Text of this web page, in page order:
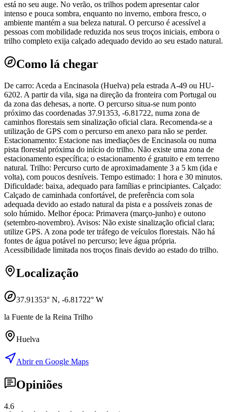
está no seu auge. No verão, os trilhos podem apresentar calor
intenso e pouca sombra, enquanto no inverno, embora fresco, o
ambiente mantém a sua beleza natural. O percurso é acessível a
pessoas com mobilidade reduzida nos seus troços iniciais, embora o
trilho completo exija calçado adequado devido ao seu estado natural.
Como lá chegar
De carro: Aceda a Encinasola (Huelva) pela estrada A-49 ou HU-
6202. A partir da vila, siga na direção da fronteira com Portugal ou
da zona das dehesas, a norte. O percurso situa-se num ponto
próximo das coordenadas 37.91353, -6.81722, numa zona de
caminhos florestais sem sinalização oficial clara. Recomenda-se a
utilização de GPS com o percurso em anexo para não se perder.
Estacionamento: Estacione nas imediações de Encinasola ou numa
pista florestal próxima do início do trilho. Não existe uma zona de
estacionamento específica; o estacionamento é gratuito e em terreno
natural. Trilho: Percurso curto de aproximadamente 3 a 5 km (ida e
volta), com poucos desníveis. Tempo estimado: 1 hora e 30 minutos.
Dificuldade: baixa, adequado para famílias e principiantes. Calçado:
Calçado de caminhada confortável, de preferência com sola
adequada devido ao estado natural da pista e a possíveis zonas de
solo húmido. Melhor época: Primavera (março-junho) e outono
(setembro-novembro). Avisos: Não existe sinalização oficial clara;
utilize GPS. A zona pode ter tráfego de veículos florestais. Não há
fontes de água potável no percurso; leve água própria.
Acessibilidade limitada nos troços finais devido ao estado do trilho.
Localização
37.91353° N, -6.81722° W
la Fuente de la Reina Trilho
Huelva
Abrir en Google Maps
Opiniões
4.6